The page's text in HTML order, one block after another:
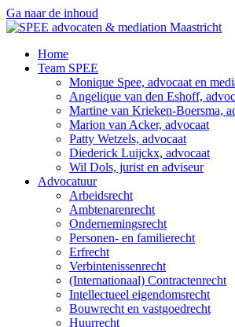
Ga naar de inhoud
Home
Team SPEE
Monique Spee, advocaat en
Angelique van den Eshoff,
Martine van Krieken-Boersma,
Marion van Acker, advocaat
Patty Wetzels, advocaat
Diederick Luijckx, advocaat
Wil Dols, jurist en adviseur
Advocatuur
Arbeidsrecht
Ambtenarenrecht
Ondernemingsrecht
Personen- en familierecht
Erfrecht
Verbintenissenrecht
(Internationaal) Contractenrecht
Intellectueel eigendomsrecht
Bouwrecht en vastgoedrecht
Huurrecht